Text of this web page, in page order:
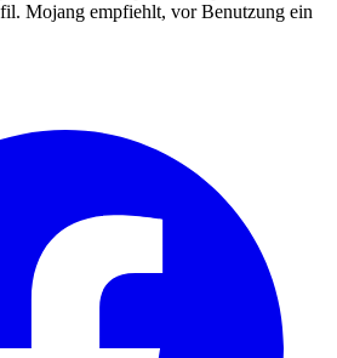
Mojang empfiehlt, vor Benutzung ein